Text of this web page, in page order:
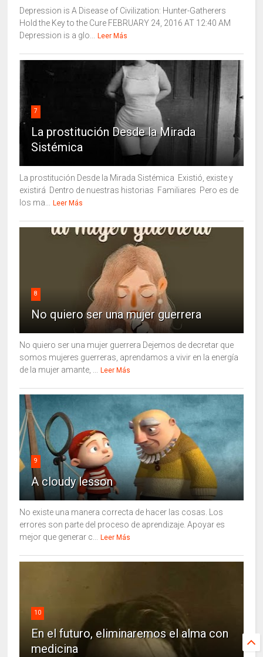
Depression is A Disease of Civilization: Hunter-Gatherers
Hold the Key to the Cure FEBRUARY 24, 2016 AT 12:40 AM
Depression is a glo... Leer Más
7
La prostitución Desde la Mirada
Sistémica
La prostitución Desde la Mirada Sistémica Existió, existe y
existirá Dentro de nuestras historias Familiares Pero es de
los ma... Leer Más
8
No quiero ser una mujer guerrera
No quiero ser una mujer guerrera Dejemos de decretar que
somos mujeres guerreras, aprendamos a vivir en la energía
de la mujer amante, ... Leer Más
9
A cloudy lesson
No existe una manera correcta de hacer las cosas. Los
errores son parte del proceso de aprendizaje. Apoyar es
mejor que generar c... Leer Más
10
En el futuro, eliminaremos el alma con
medicina